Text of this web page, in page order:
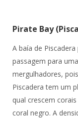
Pirate Bay
A baía de
passagem para
mergulhadores,
Piscadera tem um
qual crescem
coral negro. A